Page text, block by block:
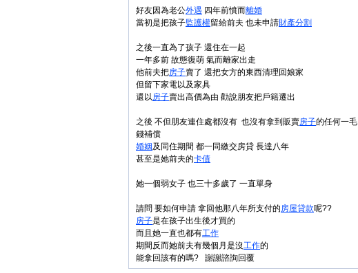
好友因為老公外遇 四年前憤而離婚
當初是把孩子監護權留給前夫 也未申請財產分割
之後一直為了孩子 還住在一起
一年多前 故態復萌 氣而離家出走
他前夫把房子賣了 還把女方的東西清理回娘家
但留下家電以及家具
還以房子賣出高價為由 勸說朋友把戶籍遷出
之後 不但朋友連住處都沒有 也沒有拿到販賣房子的任何一毛
錢補償
婚姻及同住期間 都一同繳交房貸 長達八年
甚至是她前夫的卡債
她一個弱女子 也三十多歲了 一直單身
請問 要如何申請 拿回他那八年所支付的房屋貸款呢??
房子是在孩子出生後才買的
而且她一直也都有工作
期間反而她前夫有幾個月是沒工作的
能拿回該有的嗎? 謝謝諮詢回覆